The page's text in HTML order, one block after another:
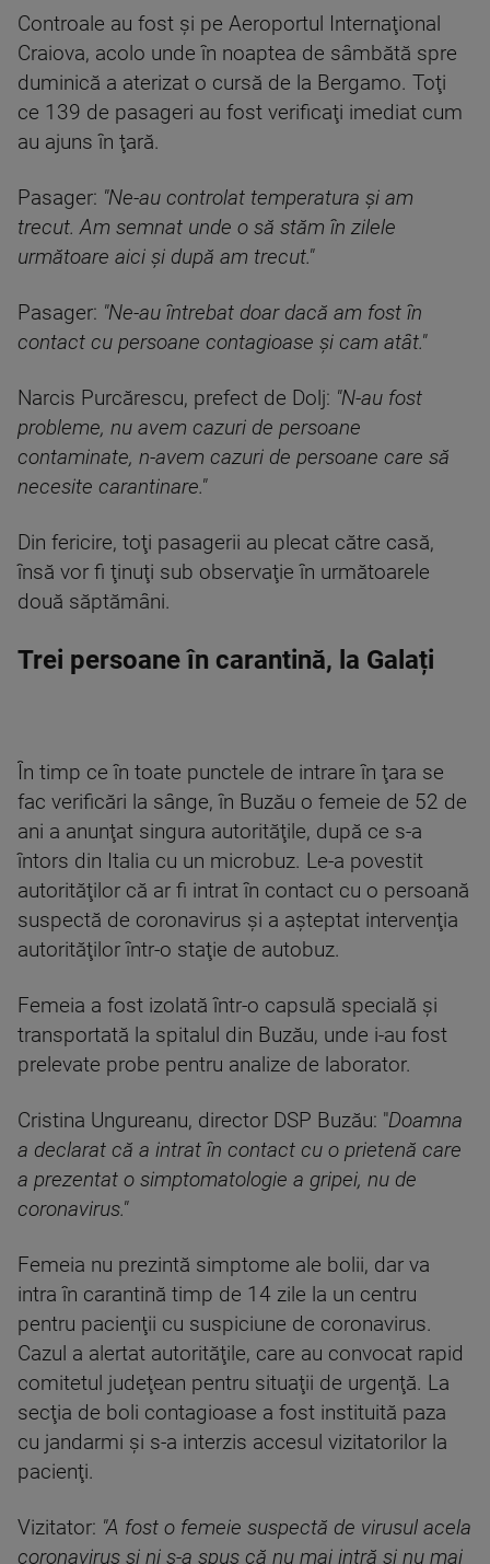
Controale au fost şi pe Aeroportul Internaţional
Craiova, acolo unde în noaptea de sâmbătă spre
duminică a aterizat o cursă de la Bergamo. Toţi
ce 139 de pasageri au fost verificaţi imediat cum
au ajuns în ţară.
Pasager: "Ne-au controlat temperatura şi am
trecut. Am semnat unde o să stăm în zilele
următoare aici şi după am trecut."
Pasager: "Ne-au întrebat doar dacă am fost în
contact cu persoane contagioase şi cam atât."
Narcis Purcărescu, prefect de Dolj: "N-au fost
probleme, nu avem cazuri de persoane
contaminate, n-avem cazuri de persoane care să
necesite carantinare."
Din fericire, toţi pasagerii au plecat către casă,
însă vor fi ţinuţi sub observaţie în următoarele
două săptămâni.
Trei persoane în carantină, la Galați
În timp ce în toate punctele de intrare în ţara se
fac verificări la sânge, în Buzău o femeie de 52 de
ani a anunţat singura autorităţile, după ce s-a
întors din Italia cu un microbuz. Le-a povestit
autorităţilor că ar fi intrat în contact cu o persoană
suspectă de coronavirus şi a aşteptat intervenţia
autorităţilor într-o staţie de autobuz.
Femeia a fost izolată într-o capsulă specială şi
transportată la spitalul din Buzău, unde i-au fost
prelevate probe pentru analize de laborator.
Cristina Ungureanu, director DSP Buzău: "Doamna
a declarat că a intrat în contact cu o prietenă care
a prezentat o simptomatologie a gripei, nu de
coronavirus."
Femeia nu prezintă simptome ale bolii, dar va
intra în carantină timp de 14 zile la un centru
pentru pacienţii cu suspiciune de coronavirus.
Cazul a alertat autorităţile, care au convocat rapid
comitetul judeţean pentru situaţii de urgenţă. La
secţia de boli contagioase a fost instituită paza
cu jandarmi şi s-a interzis accesul vizitatorilor la
pacienţi.
Vizitator: "A fost o femeie suspectă de virusul acela
coronavirus şi ni s-a spus că nu mai intră şi nu mai